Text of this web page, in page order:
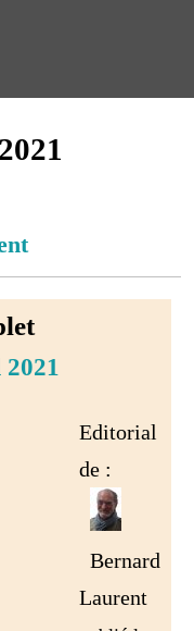
Editorial
de :
Bernard
Laurent